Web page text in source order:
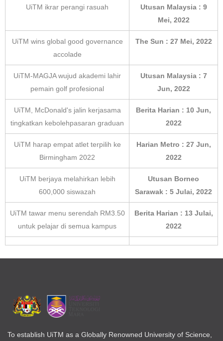
UiTM ikrar perangi rasuah
Utusan Malaysia : 9
Mei, 2022
UiTM wins global good governance
accolade
The Sun : 27 Mei, 2022
UiTM-MAGJA wujud akademi lahir
pemain golf profesional
Utusan Malaysia : 7
Jun, 2022
UiTM, McDonald's jalin kerjasama
tingkatkan kebolehpasaran graduan
Berita Harian : 10 Jun,
2022
UiTM harap empat atlet terpilih ke
Birmingham 2022
Harian Metro : 27 Jun,
2022
UiTM berjaya melahirkan lebih
600,000 siswazah
Utusan Borneo
Sarawak : 5 Julai, 2022
UiTM tawar menu serendah RM3.50
untuk pelajar di semua kampus
Berita Harian : 13 Julai,
2022
To establish UiTM as a Globally Renowned University of Science,